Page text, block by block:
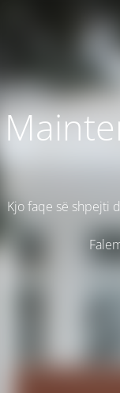
Kjo faqe së shpejti